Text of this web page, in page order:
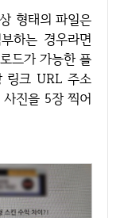
하는 경우라면
드가 가능한 플
링크 URL 주소
진을 5장 찍어